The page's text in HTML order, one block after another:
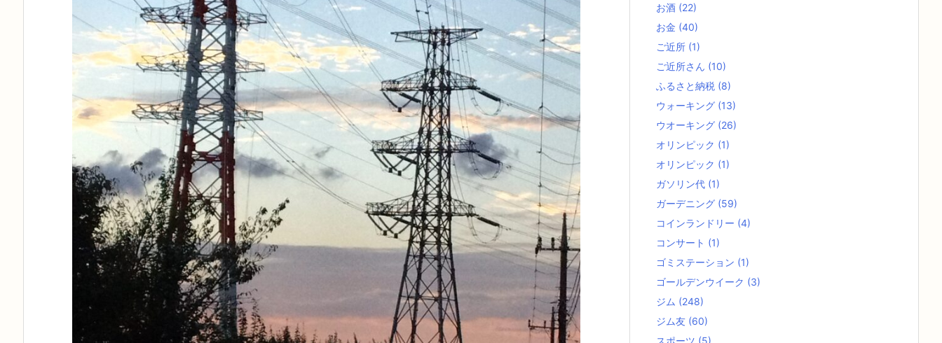
お酒 (22)
お金 (40)
ご近所 (1)
ご近所さん (10)
ふるさと納税 (8)
ウォーキング (13)
ウオーキング (26)
オリンピック (1)
オリンピック (1)
ガソリン代 (1)
ガーデニング (59)
コインランドリー (4)
コンサート (1)
ゴミステーション (1)
ゴールデンウイーク (3)
ジム (248)
ジム友 (60)
スポーツ (5)